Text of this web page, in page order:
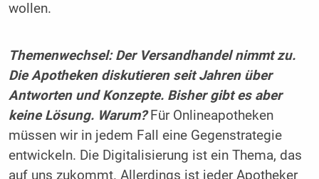
wollen.
Themenwechsel: Der Versandhandel nimmt zu.
Die Apotheken diskutieren seit Jahren über
Antworten und Konzepte. Bisher gibt es aber
keine Lösung. Warum?Für Onlineapotheken
müssen wir in jedem Fall eine Gegenstrategie
entwickeln. Die Digitalisierung ist ein Thema, das
auf uns zukommt. Allerdings ist jeder Apotheker